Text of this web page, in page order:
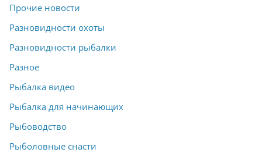
Прочие новости
Разновидности охоты
Разновидности рыбалки
Разное
Рыбалка видео
Рыбалка для начинающих
Рыбоводство
Рыболовные снасти